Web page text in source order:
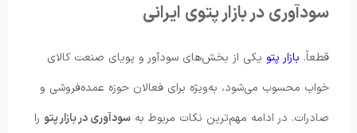
سودآوری در بازار پتوی ایرانی
قطعاً. بازار پتو یکی از بخش‌های سودآور و پویای صنعت کالای
خواب محسوب می‌شود، به‌ویژه برای فعالان حوزه عمده‌فروشی و
صادرات. در ادامه مهم‌ترین نکات مربوط به سودآوری در بازار پتو را